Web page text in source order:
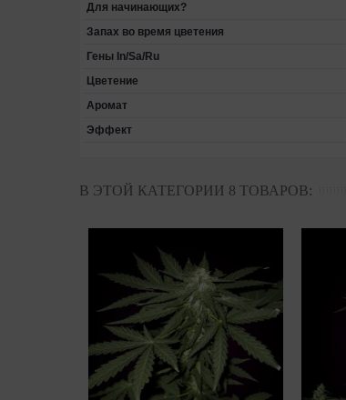
Для начинающих?
Запах во время цветения
Гены In/Sa/Ru
Цветение
Аромат
Эффект
В ЭТОЙ КАТЕГОРИИ 8 ТОВАРОВ: